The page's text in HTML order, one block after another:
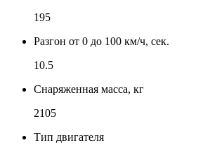
195
Разгон от 0 до 100 км/ч, сек.
10.5
Снаряженная масса, кг
2105
Тип двигателя